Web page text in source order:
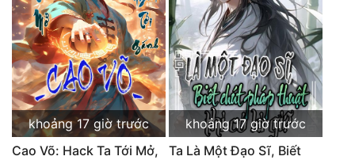
Tu Chân
Tu Tiên
Tội Phạm
Vô Địch
Võ Hiệp
khoảng 17 giờ trước
Cao Võ: Hack Ta Tới Mở,
khoảng 17 giờ trước
Ta Là Một Đạo Sĩ, Biết